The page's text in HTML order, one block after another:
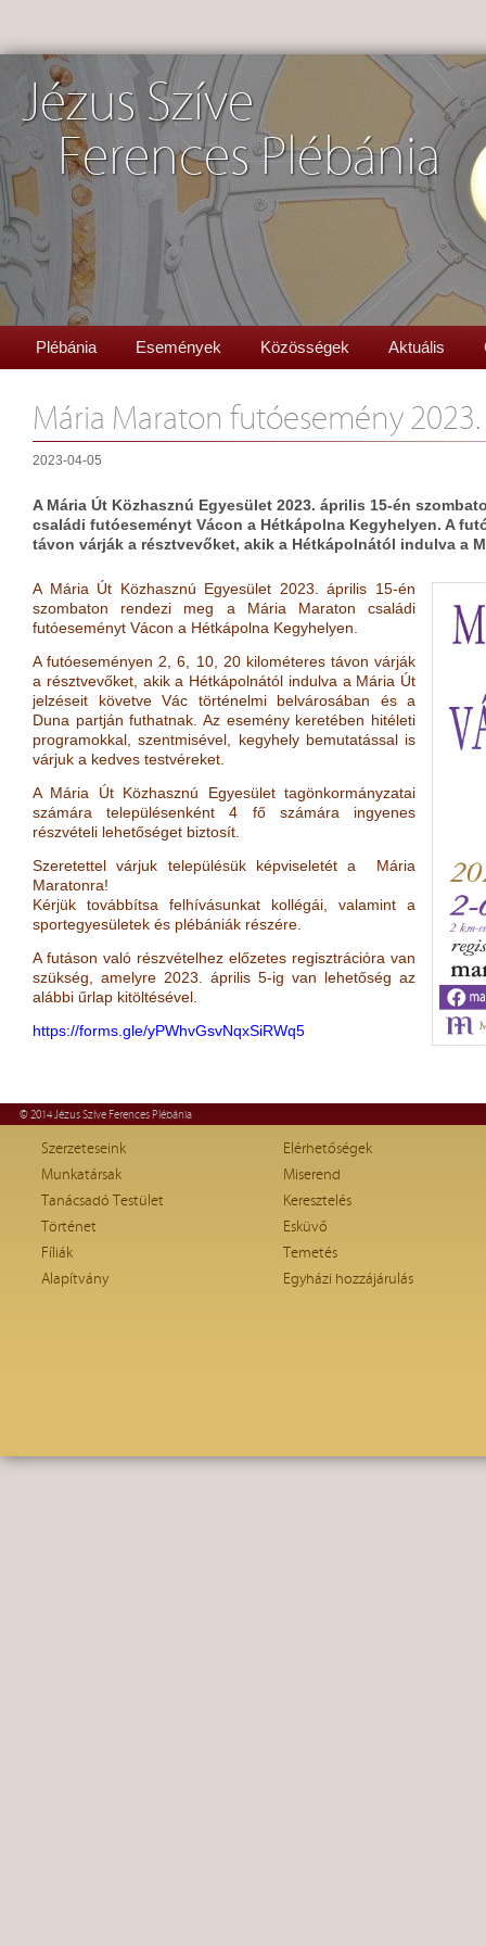
Jézus Szíve
Ferences Plébánia
Plébánia Események Közösségek Aktuális
Mária Maraton futóesemény 2023.
2023-04-05
A Mária Út Közhasznú Egyesület 2023. április 15-én
családi futóeseményt Vácon a Hétkápolna Kegyhelyen. A
távon várják a résztvevőket, akik a Hétkápolnától indulva a
A Mária Út Közhasznú Egyesület 2023. április 15-én
szombaton rendezi meg a Mária Maraton családi
futóeseményt Vácon a Hétkápolna Kegyhelyen.
A futóeseményen 2, 6, 10, 20 kilométeres távon várják
a résztvevőket, akik a Hétkápolnától indulva a Mária Út
jelzéseit követve Vác történelmi belvárosában és a
Duna partján futhatnak. Az esemény keretében hitéleti
programokkal, szentmisével, kegyhely bemutatással is
várjuk a kedves testvéreket.
A Mária Út Közhasznú Egyesület tagönkormányzatai
számára településenként 4 fő számára ingyenes
részvételi lehetőséget biztosít.
Szeretettel várjuk településük képviseletét a Mária
Maratonra!
Kérjük továbbítsa felhívásunkat kollégái, valamint a
sportegyesületek és plébániák részére.
A futáson való részvételhez előzetes regisztrációra van
szükség, amelyre 2023. április 5-ig van lehetőség az
alábbi űrlap kitöltésével.
https://forms.gle/yPWhvGsvNqxSiRWq5
© 2014 Jézus Szíve Ferences Plébánia
Szerzeteseink
Munkatársak
Tanácsadó Testület
Történet
Fíliák
Alapítvány
Elérhetőségek
Miserend
Keresztelés
Esküvő
Temetés
Egyházi hozzájárulás